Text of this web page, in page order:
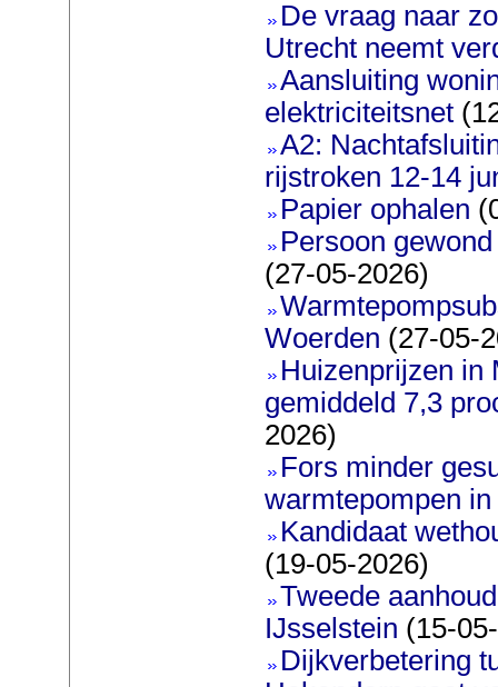
De vraag naar
Utrecht neemt
Aansluiting
elektriciteitsnet
A2:
rijstroken 12-14
Papier ophalen
Persoon
(27-05-2026)
Woerden (27-05-
Huizenprijzen in
gemiddeld 7,3
2026)
Fors minder
warmtepompen
Kandidaat
(19-05-2026)
Tweede
IJsselstein (15-
Dijkverbetering